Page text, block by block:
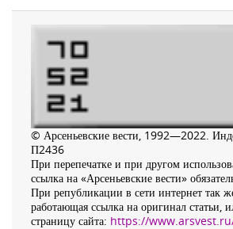
© Арсеньевские вести, 1992—2022.
П2436
При перепечатке и при другом
ссылка на «Арсеньевские вести»
При републикации в сети интернет так
работающая ссылка на оригинал статьи,
страницу сайта: https://